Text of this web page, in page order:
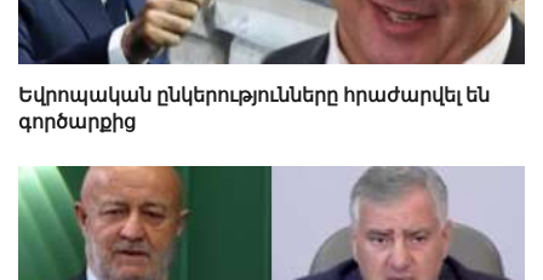
Եվրոպական ընկերությունները հրաժարվել են
գործարքից